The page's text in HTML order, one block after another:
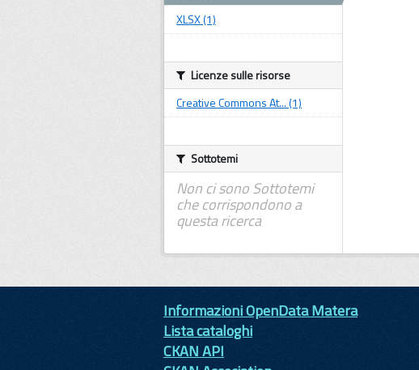
XLSX (1)
Licenze sulle risorse
Creative Commons At... (1)
Sottotemi
Non ci sono Sottotemi
che corrispondono a
questa ricerca
Informazioni OpenData Matera
Lista cataloghi
CKAN API